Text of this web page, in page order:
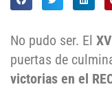
No pudo ser. El
puertas de
victorias en el